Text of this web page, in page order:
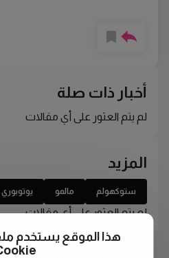
أخبار ذات صلة
لم يتم العثور على أي مقالات
المزيد
ستوكهولم مالمو يوتوبوري
لم يتم العثور على أي مقالات
هذا الموقع يستخدم